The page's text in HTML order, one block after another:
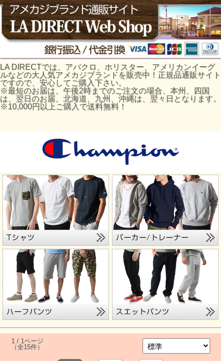
LA DIRECTでは、アバクロ、ホリスター、アメリカンイーグ
ルなどの大人気アメカジブランドを販売中！正規品通販サイト
ですので、安心してご購入下さい。
※最短のお届は、午後2時までのご注文の場合、本州、四国
は、翌日のお届、北海道、九州、沖縄は、翌々日となります。
※10,000円以上ご購入で送料無料！
1 / 1ページ
（全15件）